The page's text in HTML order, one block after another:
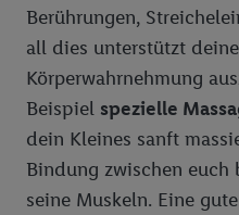
Berührungen,
all dies unterstützt
Körperwahrnehmung
Beispiel spezielle
dein Kleines sanft
Bindung zwischen
seine Muskeln. Eine